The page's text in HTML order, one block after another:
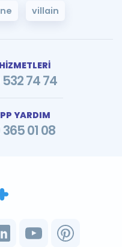
villain
74 74
YARDIM
01 08